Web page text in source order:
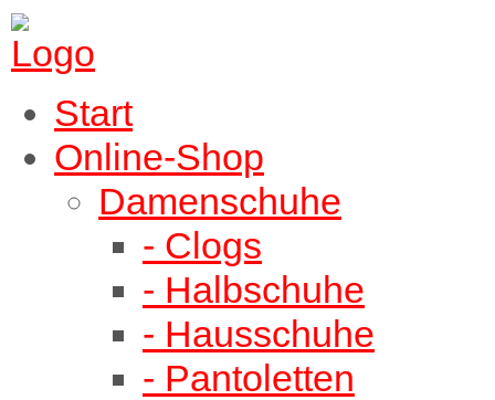
Start
Online-Shop
Damenschuhe
- Clogs
- Halbschuhe
- Hausschuhe
- Pantoletten